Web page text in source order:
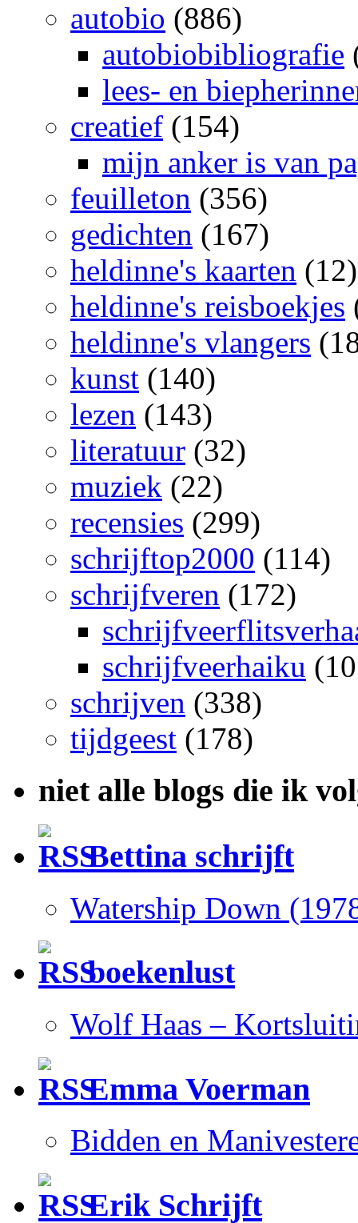
autobio (886)
autobiobibliografie
lees- en
creatief (154)
mijn anker is van
feuilleton (356)
gedichten (167)
heldinne's kaarten (12)
heldinne's reisboekjes
heldinne's vlangers
kunst (140)
lezen (143)
literatuur (32)
muziek (22)
recensies (299)
schrijftop2000 (114)
schrijfveren (172)
schrijfveerhaiku
schrijven (338)
tijdgeest (178)
niet alle blogs die ik
Bettina schrijft
Watership Down
boekenlust
Wolf Haas –
Emma Voerman
Bidden en
Erik Schrijft